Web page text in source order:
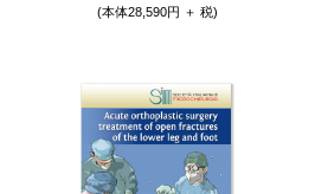
(本体28,590円 ＋ 税)